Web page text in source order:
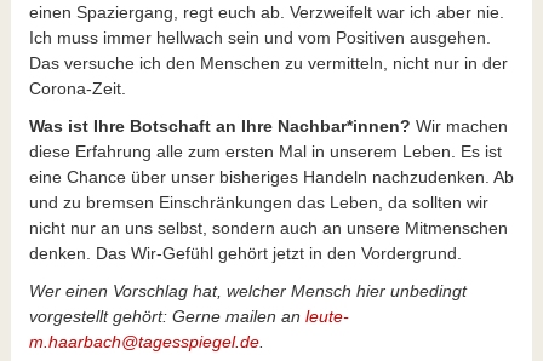
einen Spaziergang, regt euch ab. Verzweifelt war ich aber nie.
Ich muss immer hellwach sein und vom Positiven ausgehen.
Das versuche ich den Menschen zu vermitteln, nicht nur in der
Corona-Zeit.
Was ist Ihre Botschaft an Ihre Nachbar*innen? Wir machen
diese Erfahrung alle zum ersten Mal in unserem Leben. Es ist
eine Chance über unser bisheriges Handeln nachzudenken. Ab
und zu bremsen Einschränkungen das Leben, da sollten wir
nicht nur an uns selbst, sondern auch an unsere Mitmenschen
denken. Das Wir-Gefühl gehört jetzt in den Vordergrund.
Wer einen Vorschlag hat, welcher Mensch hier unbedingt
vorgestellt gehört: Gerne mailen an leute-
m.haarbach@tagesspiegel.de.